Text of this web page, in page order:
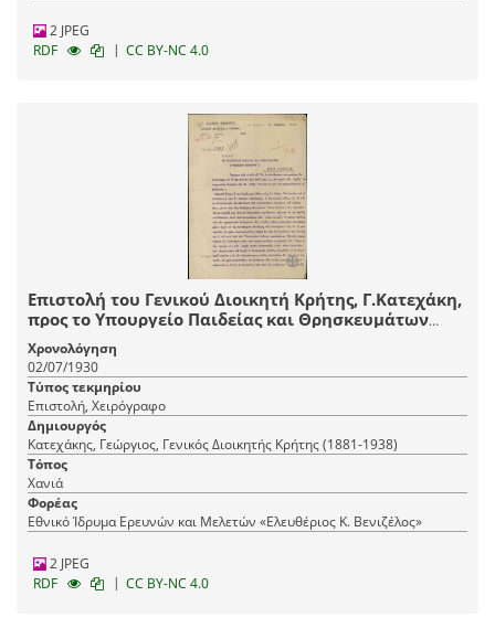
2 JPEG
RDF
| CC BY-NC 4.0
Επιστολή του Γενικού Διοικητή Κρήτης, Γ.Κατεχάκη,
προς το Υπουργείο Παιδείας και Θρησκευμάτων
σχετικά με το ζήτημα της Ιερατικής Σχολής Χανίων.
Χρονολόγηση
02/07/1930
Τύπος τεκμηρίου
Επιστολή, Χειρόγραφο
Δημιουργός
Κατεχάκης, Γεώργιος, Γενικός Διοικητής Κρήτης (1881-1938)
Τόπος
Χανιά
Φορέας
Εθνικό Ίδρυμα Ερευνών και Μελετών «Ελευθέριος Κ. Βενιζέλος»
2 JPEG
RDF
| CC BY-NC 4.0